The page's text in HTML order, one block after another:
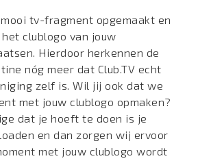
tv-fragment opgemaakt en
clublogo van jouw
Hierdoor herkennen de
nóg meer dat Club.TV echt
zelf is. Wil jij ook dat we
met jouw clublogo opmaken?
dat je hoeft te doen is je
en dan zorgen wij ervoor
met jouw clublogo wordt